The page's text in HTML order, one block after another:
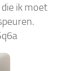
ik moet